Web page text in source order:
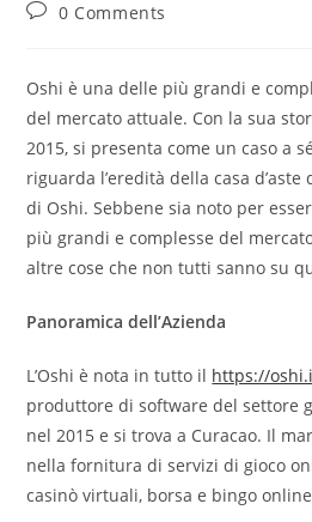
0 Comments
Oshi è una delle più grandi e
del mercato attuale. Con la sua
2015, si presenta come un caso a
riguarda l’eredità della casa
di Oshi. Sebbene sia noto per
più grandi e complesse del
altre cose che non tutti sanno su
Panoramica dell’Azienda
L’Oshi è nota in tutto il https://
produttore di software del settore
nel 2015 e si trova a Curacao. Il
nella fornitura di servizi di gioco
casinò virtuali, borsa e bingo